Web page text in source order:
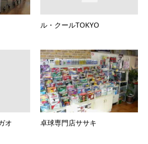
ル・クールTOKYO
オ 卓球専門店ササキ